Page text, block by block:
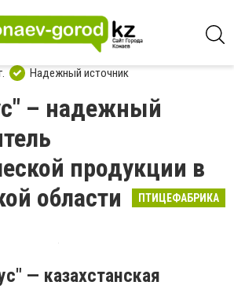
Надежный источник
– надежный
продукции в
области
ПТИЦЕФАБРИКА
— казахстанская